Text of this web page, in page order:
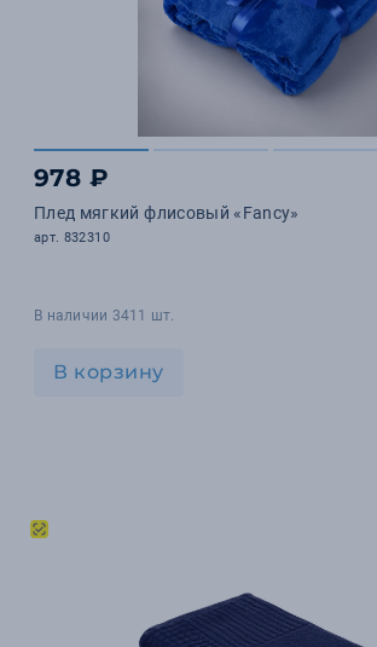
978 ₽
Плед мягкий флисовый «Fancy»
арт. 832310
В наличии 3411 шт.
В корзину